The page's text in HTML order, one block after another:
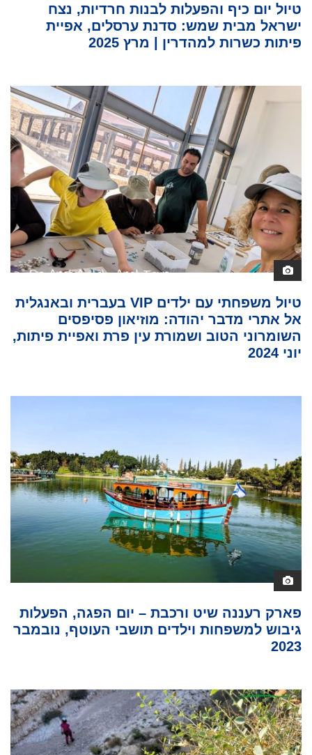
טיול יום כיף והפעלות לבנות חרדיות, נצח
ישראל מבית שמש: סדנת ערסלים, אפיית
פיתות כשרות למהדרין | מרץ 2025
טיול משפחתי עם ילדים VIP בעברית ובאנגלית
אל אתרי מדבר יהודה: מוזיאון פסיפסים
השומרוני הטוב ושמורת עין פרת ואפיית פיתות,
יוני 2024
פארק רעננה שיט ורכבת – יום הפגה, הפעלות
גיבוש למשפחות וילדים תושבי העוטף, נובמבר
2023